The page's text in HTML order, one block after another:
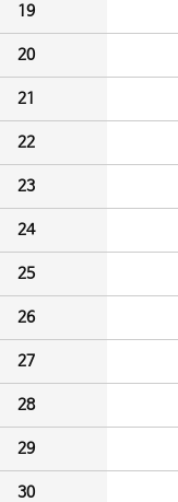
19
20
21
22
23
24
25
26
27
28
29
30